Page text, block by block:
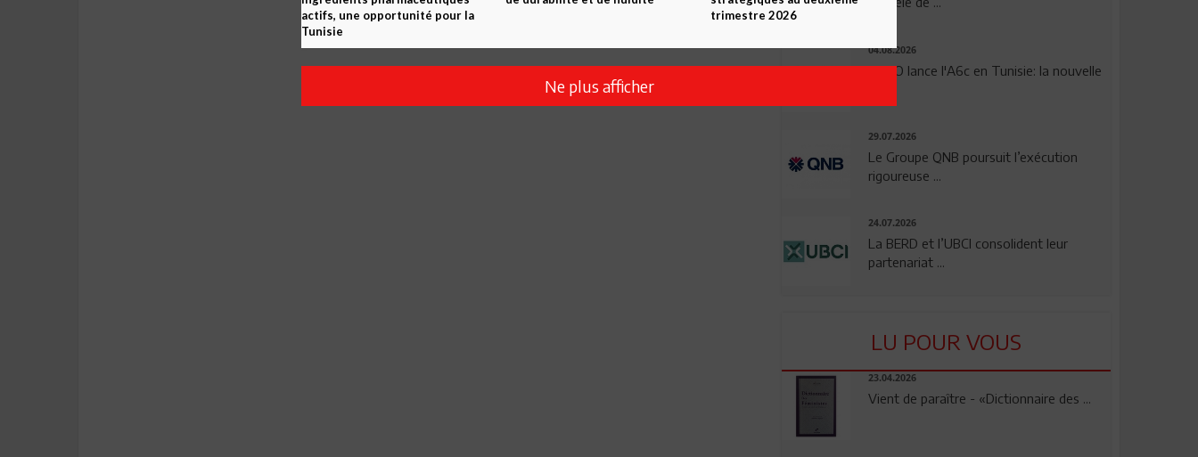
04.08.2026
OPPO lance l'A6c en Tunisie: la nouvelle
29.07.2026
Le Groupe QNB poursuit l’exécution
rigoureuse ...
24.07.2026
La BERD et l’UBCI consolident leur
partenariat ...
LU POUR VOUS
23.04.2026
Vient de paraître - «Dictionnaire des ...
actifs, une opportunité pour la
Tunisie
trimestre 2026
Ne plus afficher